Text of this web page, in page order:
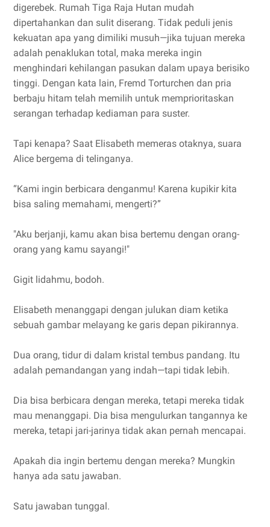
digerebek. Rumah Tiga Raja Hutan mudah
dipertahankan dan sulit diserang. Tidak peduli jenis
kekuatan apa yang dimiliki musuh—jika tujuan mereka
adalah penaklukan total, maka mereka ingin
menghindari kehilangan pasukan dalam upaya berisiko
tinggi. Dengan kata lain, Fremd Torturchen dan pria
berbaju hitam telah memilih untuk memprioritaskan
serangan terhadap kediaman para suster.
Tapi kenapa? Saat Elisabeth memeras otaknya, suara
Alice bergema di telinganya.
“Kami ingin berbicara denganmu! Karena kupikir kita
bisa saling memahami, mengerti?”
"Aku berjanji, kamu akan bisa bertemu dengan orang-
orang yang kamu sayangi!"
Gigit lidahmu, bodoh.
Elisabeth menanggapi dengan julukan diam ketika
sebuah gambar melayang ke garis depan pikirannya.
Dua orang, tidur di dalam kristal tembus pandang. Itu
adalah pemandangan yang indah—tapi tidak lebih.
Dia bisa berbicara dengan mereka, tetapi mereka tidak
mau menanggapi. Dia bisa mengulurkan tangannya ke
mereka, tetapi jari-jarinya tidak akan pernah mencapai.
Apakah dia ingin bertemu dengan mereka? Mungkin
hanya ada satu jawaban.
Satu jawaban tunggal.